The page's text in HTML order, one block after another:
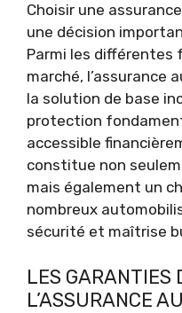
Choisir une
une décision
Parmi les différentes
marché, l’assurance
la solution de base
protection
accessible
constitue non
mais également un
nombreux
sécurité et maîtrise
LES GARANTIES
L’ASSURANCE